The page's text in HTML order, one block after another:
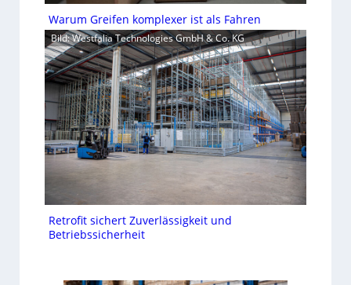
Warum Greifen komplexer ist als Fahren
Bild: Westfalia Technologies GmbH & Co. KG
Retrofit sichert Zuverlässigkeit und
Betriebssicherheit